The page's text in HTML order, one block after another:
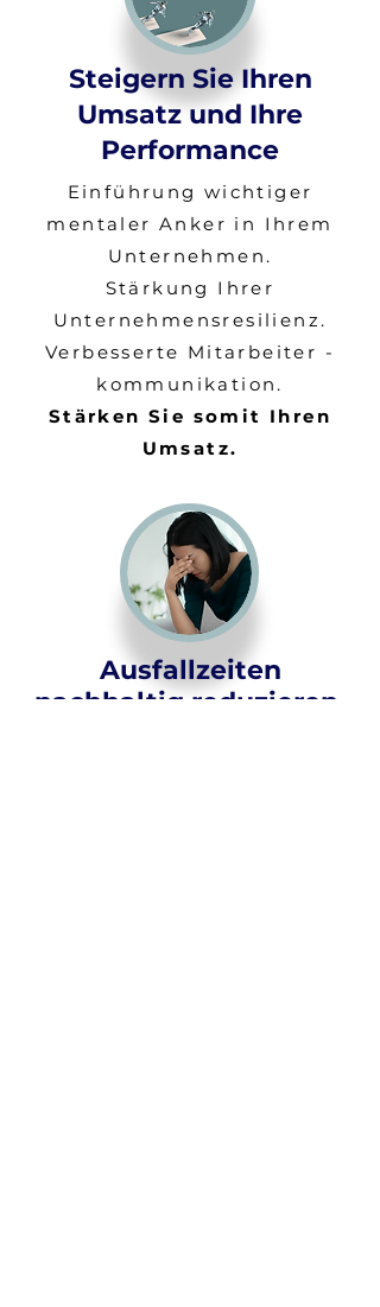
Steigern Sie Ihren
Umsatz und Ihre
Performance
​Einführung wichtiger
mentaler Anker in Ihrem
Unternehmen.
Stärkung Ihrer
Unternehmensresilienz.
Verbesserte Mitarbeiter -
kommunikation.
Stärken Sie somit Ihren
Umsatz.
Ausfallzeiten
nachhaltig reduzieren,